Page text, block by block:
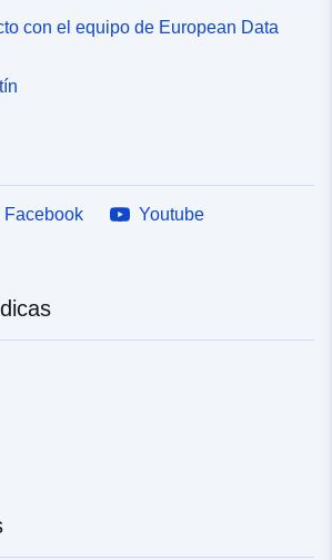
con el equipo de European Data
Facebook
Youtube